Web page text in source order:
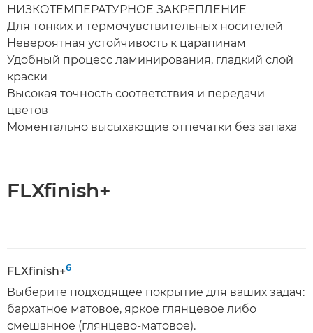
НИЗКОТЕМПЕРАТУРНОЕ ЗАКРЕПЛЕНИЕ
Для тонких и термочувствительных носителей
Невероятная устойчивость к царапинам
Удобный процесс ламинирования, гладкий слой
краски
Высокая точность соответствия и передачи
цветов
Моментально высыхающие отпечатки без запаха
FLXfinish+
FLXfinish+6
Выберите подходящее покрытие для ваших задач:
бархатное матовое, яркое глянцевое либо
смешанное (глянцево-матовое).